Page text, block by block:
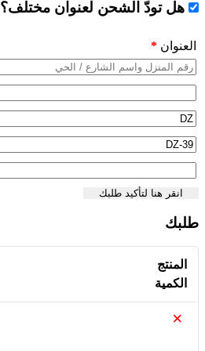
هل تودّ الشحن لعنوان مختلف؟
العنوان *
انقر هنا لتأكيد طلبك
طلبك
المنتج
الكمية
×